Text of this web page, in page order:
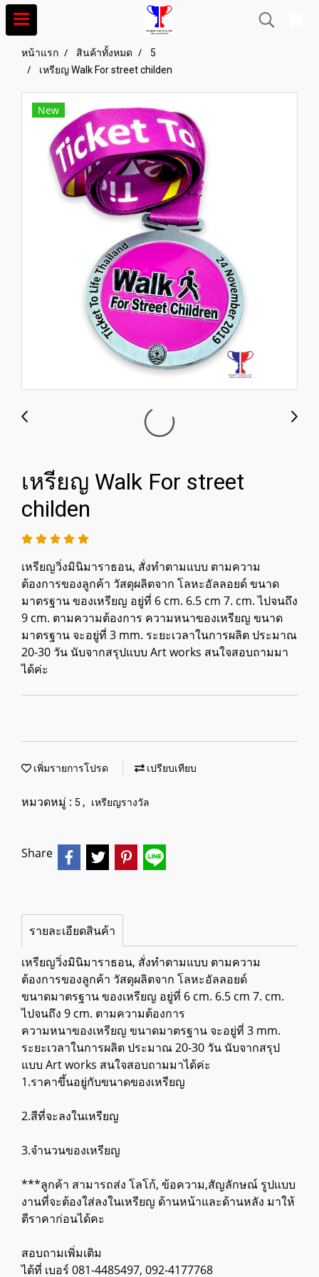
หน้าแรก สินค้าทั้งหมด
5
เหรียญ Walk For street childen
New
เหรียญ Walk For street
childen
เหรียญวิ่งมินิมาราธอน, สั่งทำตามแบบ ตามความ
ต้องการของลูกค้า วัสดุผลิตจาก โลหะอัลลอยด์ ขนาด
มาตรฐาน ของเหรียญ อยู่ที่ 6 cm. 6.5 cm 7. cm. ไปจนถึง
9 cm. ตามความต้องการ ความหนาของเหรียญ ขนาด
มาตรฐาน จะอยู่ที่ 3 mm. ระยะเวลาในการผลิต ประมาณ
20-30 วัน นับจากสรุปแบบ Art works สนใจสอบถามมา
ได้ค่ะ
เพิ่มรายการโปรด เปรียบเทียบ
หมวดหมู่ : 5 , เหรียญรางวัล
Share
รายละเอียดสินค้า
เหรียญวิ่งมินิมาราธอน, สั่งทำตามแบบ ตามความ
ต้องการของลูกค้า วัสดุผลิตจาก โลหะอัลลอยด์
ขนาดมาตรฐาน ของเหรียญ อยู่ที่ 6 cm. 6.5 cm 7. cm.
ไปจนถึง 9 cm. ตามความต้องการ
ความหนาของเหรียญ ขนาดมาตรฐาน จะอยู่ที่ 3 mm.
ระยะเวลาในการผลิต ประมาณ 20-30 วัน นับจากสรุป
แบบ Art works สนใจสอบถามมาได้ค่ะ
1.ราคาขึ้นอยู่กับขนาดของเหรียญ
2.สีที่จะลงในเหรียญ
3.จำนวนของเหรียญ
***ลูกค้า สามารถส่ง โลโก้, ข้อความ,สัญลักษณ์ รูปแบบ
งานที่จะต้องใส่ลงในเหรียญ ด้านหน้าและด้านหลัง มาให้
ตีราคาก่อนได้คะ
สอบถามเพิ่มเติม
ได้ที่ เบอร์ 081-4485497, 092-4177768